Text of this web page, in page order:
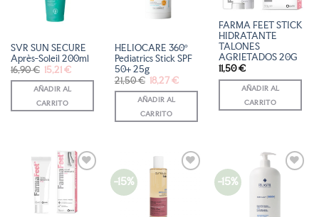
DESEOS
SVR SUN SECURE
Après-Soleil 200ml
16,90€ El
precio
original
era:
16,90 €.
15,21€El
actual
es:
AÑADIR AL
CARRITO
DESEOS
HELIOCARE 360º
Pediatrics Stick SPF
50+ 25g
21,50€ El
precio
original
era:
21,50 €.
18,27€El
actual
AÑADIR AL
CARRITO
DE
DESEOS
FARMA FEET STICK
HIDRATANTE
TALONES
AGRIETADOS 20G
11,50€
AÑADIR AL
CARRITO
AÑADIR
A LA
LISTA
DE
-15%
AÑADIR
LISTA
-15%
AÑADIR
LISTA